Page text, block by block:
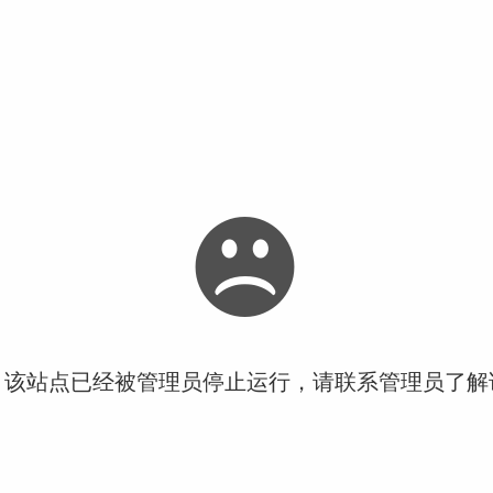
站点已经被管理员停止运行，请联系管理员了